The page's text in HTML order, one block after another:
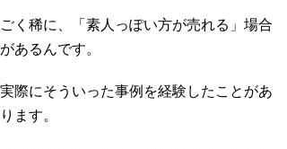
ごく稀に、「素人っぽい方が売れる」場合
があるんです。
実際にそういった事例を経験したことがあ
ります。